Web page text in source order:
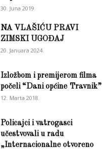
30. Juna 2019.
NA VLAŠIĆU PRAVI
ZIMSKI UGOĐAJ
20. Januara 2024.
Izložbom i premijerom filma
počeli “Dani općine Travnik”
12. Marta 2018.
Policajci i vatrogasci
učestvovali u radu
„Internacionalne otvoreno